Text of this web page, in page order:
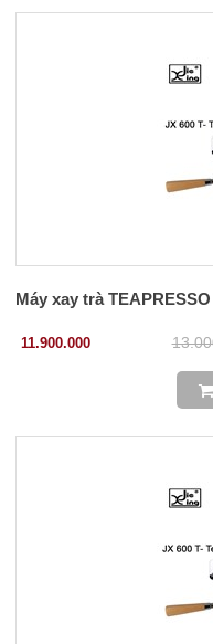
Máy xay trà
11.900.000